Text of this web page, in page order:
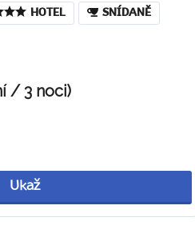
HOTEL SNÍDANĚ
/ 3 noci)
Ukaž